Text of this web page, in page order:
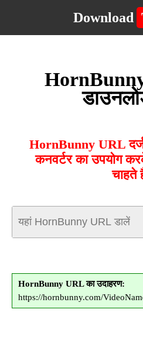
Download
HornBunny
HornBunny URL
कनवर्टर का उपयोग
चाहते
HornBunny URL का उदाहरण:
https://hornbunny.com/